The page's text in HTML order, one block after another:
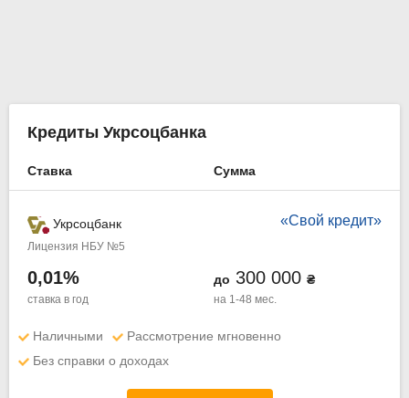
Кредиты Укрсоцбанка
Ставка Сумма
«Свой кредит»
Укрсоцбанк
Лицензия НБУ №5
0,01%
ставка в год
до 300 000 ₴
на 1-48 мес.
Наличными
Рассмотрение мгновенно
Без справки о доходах